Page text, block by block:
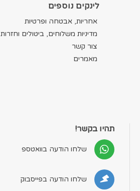
לינקים נוספים
אחריות, אבטחה ופרטיות
מדיניות משלוחים, ביטולים וחזרות
צור קשר
מאמרים
תהיו בקשר!
שלחו הודעה בוואטספ
שלחו הודעה בפייסבוק